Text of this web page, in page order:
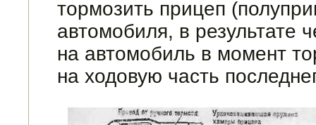
тормозить прицеп
автомобиля, в результате
на автомобиль в момент
на ходовую часть